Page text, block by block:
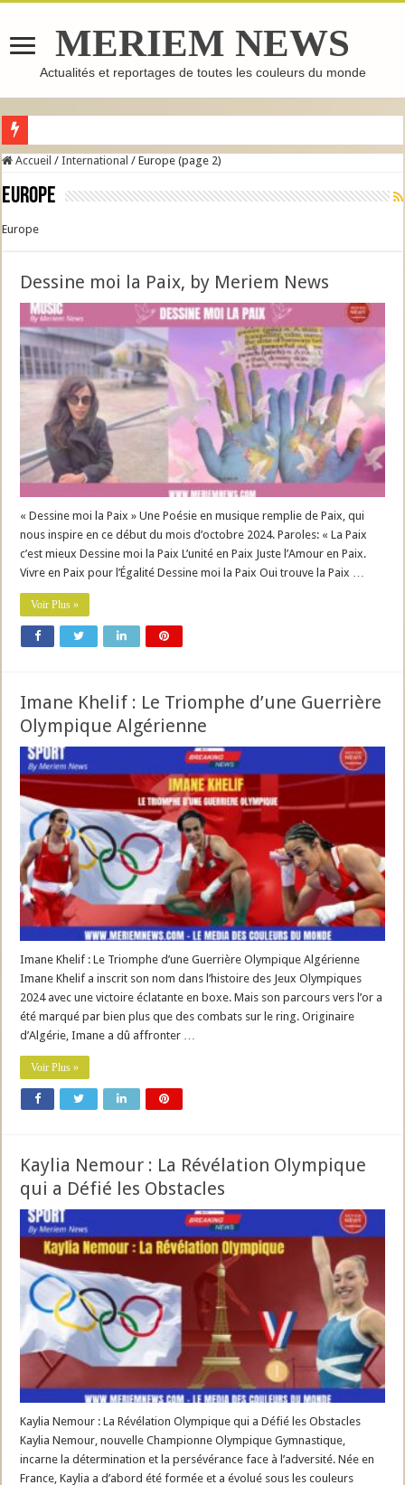
MERIEM NEWS
Actualités et reportages de toutes les couleurs du monde
GHASSOUL : L’ARGILE MAROCAINE QUI FAIT LE TOUR DU MONDE
Accueil / International / Europe (page 2)
Europe
Europe
Dessine moi la Paix, by Meriem News
« Dessine moi la Paix » Une Poésie en musique remplie de Paix, qui
nous inspire en ce début du mois d’octobre 2024. Paroles: « La Paix
c’est mieux Dessine moi la Paix L’unité en Paix Juste l’Amour en Paix.
Vivre en Paix pour l’Égalité Dessine moi la Paix Oui trouve la Paix …
Voir Plus »
Imane Khelif : Le Triomphe d’une Guerrière
Olympique Algérienne
Imane Khelif : Le Triomphe d’une Guerrière Olympique Algérienne
Imane Khelif a inscrit son nom dans l’histoire des Jeux Olympiques
2024 avec une victoire éclatante en boxe. Mais son parcours vers l’or a
été marqué par bien plus que des combats sur le ring. Originaire
d’Algérie, Imane a dû affronter …
Voir Plus »
Kaylia Nemour : La Révélation Olympique
qui a Défié les Obstacles
Kaylia Nemour : La Révélation Olympique qui a Défié les Obstacles
Kaylia Nemour, nouvelle Championne Olympique Gymnastique,
incarne la détermination et la persévérance face à l’adversité. Née en
France, Kaylia a d’abord été formée et a évolué sous les couleurs